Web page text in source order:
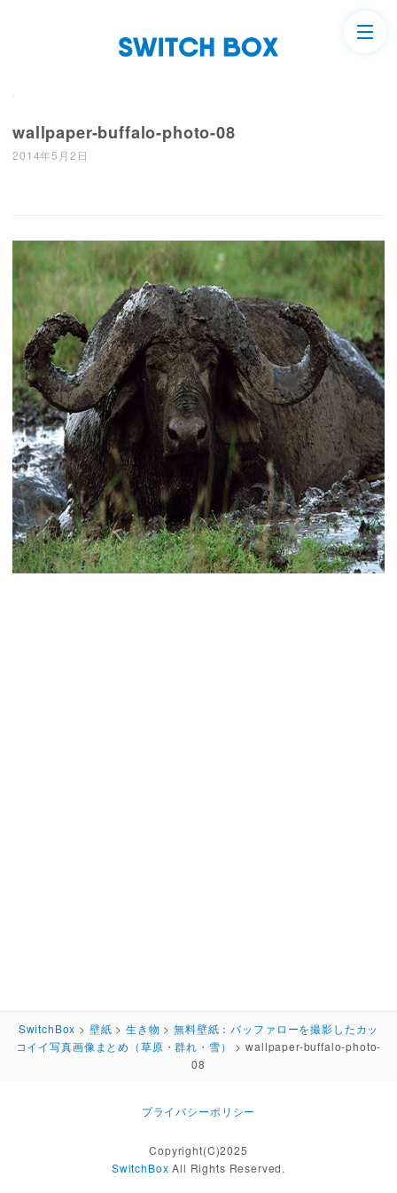
wallpaper-buffalo-photo-08
2014年5月2日
SwitchBox > 壁紙 >生き物 >無料壁紙：バッファローを撮影したカッ
コイイ写真画像まとめ（草原・群れ・雪）
>wallpaper-buffalo-photo-
08
プライバシーポリシー
Copyright(C)2025
SwitchBox All Rights Reserved.